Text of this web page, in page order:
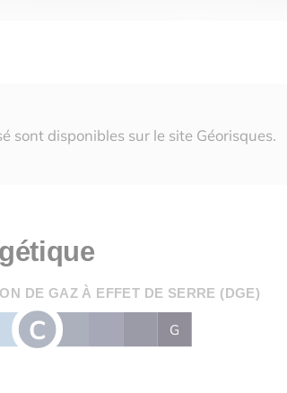
sont disponibles sur le site Géorisques.
DE GAZ À EFFET DE SERRE (DGE)
C G